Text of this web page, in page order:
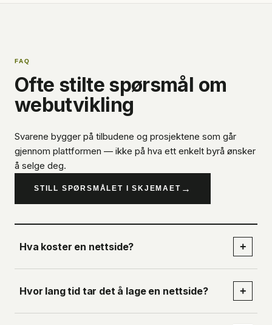
FAQ
Ofte stilte spørsmål om
webutvikling
Svarene bygger på tilbudene og prosjektene som går
gjennom plattformen — ikke på hva ett enkelt byrå ønsker
å selge deg.
STILL SPØRSMÅLET I SKJEMAET →
Hva koster en nettside? +
Hvor lang tid tar det å lage en nettside? +